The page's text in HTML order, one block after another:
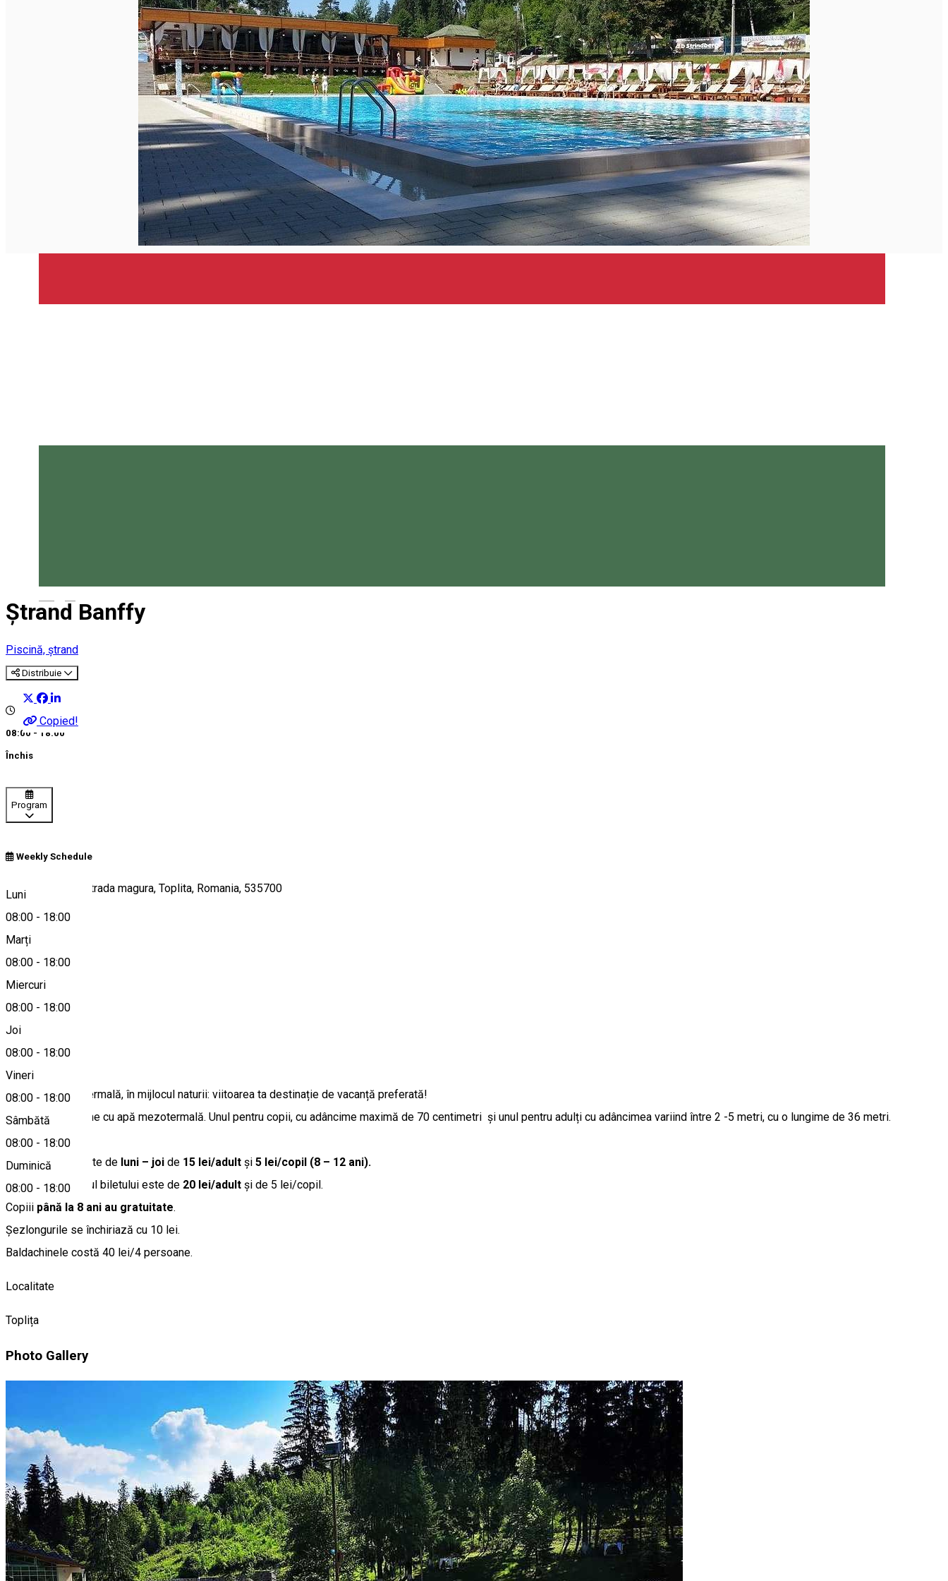
Închirieri de biciclete
Ștrand Banffy
Piscină, ștrand
Distribuie
Copied!
08:00 - 18:00
Închis
Program
Weekly Schedule
Luni
08:00 - 18:00
Marți
08:00 - 18:00
Miercuri
08:00 - 18:00
Joi
08:00 - 18:00
Vineri
08:00 - 18:00
Sâmbătă
08:00 - 18:00
Duminică
08:00 - 18:00
strandul banffy, strada magura, Toplita, Romania, 535700
Hartă
Despre
Ștrandul cu apă termală, în mijlocul naturii: viitoarea ta destinație de vacanță preferată!
Există două bazine cu apă mezotermală. Unul pentru copii, cu adâncime maximă de 70 centimetri și unul pentru adulți cu adâncimea variind între 2 -5 metri, cu o lungime de 36 metri.
Prețul biletului este de luni – joi de 15 lei/adult și 5 lei/copil (8 – 12 ani).
Înweekendprețul biletului este de 20 lei/adult și de 5 lei/copil.
Copiii până la 8 ani au gratuitate.
Șezlongurile se închiriază cu 10 lei.
Baldachinele costă 40 lei/4 persoane.
Localitate
Toplița
Photo Gallery